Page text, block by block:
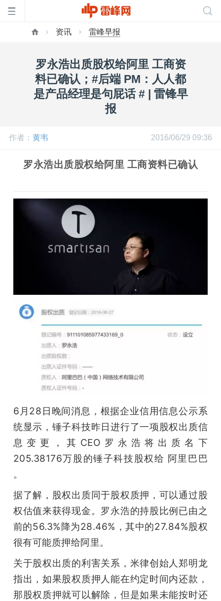
页
峰
网
公
开
动
专
题
搞
机
资讯 雷峰早报
罗永浩出质股权给阿里 工商资
料已确认；#后端 PM：人人都
是产品经理是句屁话 # | 雷锋早
报
作者： 黄韦 2016/06/29 09:36
罗永浩出质股权给阿里 工商资料已确认
6月28日晚间消息，根据企业信用信息公示系
统显示，锤子科技昨日进行了一项股权出质信
息变更，其CEO罗永浩将出质名下
205.38176万股的锤子科技股权给 阿里巴巴
。
据了解，股权出质同于股权质押，可以通过股
权估值来获得现金。罗永浩的持股比例已由之
前的56.3%降为28.46%，其中的27.84%股权
很有可能质押给阿里。
关于股权出质的利害关系，米律创始人郑明龙
指出，如果股权质押人能在约定时间内还款，
那股权质押就可以解除，但是如果未能按时还